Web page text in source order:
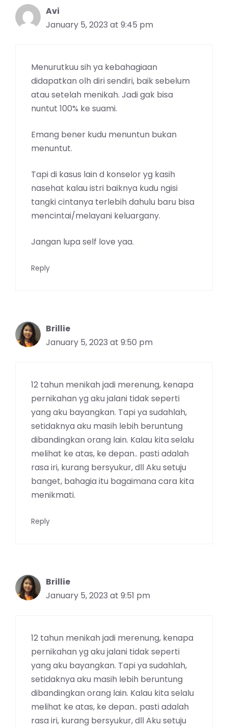
Avi
January 5, 2023 at 9:45 pm
Menurutkuu sih ya kebahagiaan
didapatkan olh diri sendiri, baik sebelum
atau setelah menikah. Jadi gak bisa
nuntut 100% ke suami.
Emang bener kudu menuntun bukan
menuntut.
Tapi di kasus lain d konselor yg kasih
nasehat kalau istri baiknya kudu ngisi
tangki cintanya terlebih dahulu baru bisa
mencintai/melayani keluargany.
Jangan lupa self love yaa.
Reply
Brillie
January 5, 2023 at 9:50 pm
12 tahun menikah jadi merenung, kenapa
pernikahan yg aku jalani tidak seperti
yang aku bayangkan. Tapi ya sudahlah,
setidaknya aku masih lebih beruntung
dibandingkan orang lain. Kalau kita selalu
melihat ke atas, ke depan.. pasti adalah
rasa iri, kurang bersyukur, dll Aku setuju
banget, bahagia itu bagaimana cara kita
menikmati.
Reply
Brillie
January 5, 2023 at 9:51 pm
12 tahun menikah jadi merenung, kenapa
pernikahan yg aku jalani tidak seperti
yang aku bayangkan. Tapi ya sudahlah,
setidaknya aku masih lebih beruntung
dibandingkan orang lain. Kalau kita selalu
melihat ke atas, ke depan.. pasti adalah
rasa iri, kurang bersyukur, dll Aku setuju